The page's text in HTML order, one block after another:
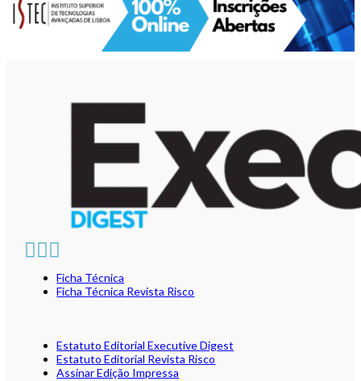
Ficha Técnica
Ficha Técnica Revista Risco
Estatuto Editorial Executive Digest
Estatuto Editorial Revista Risco
Assinar Edição Impressa